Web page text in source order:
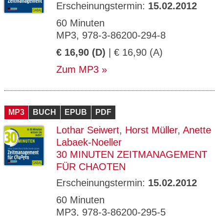
Erscheinungstermin: 15.02.2012
60 Minuten
MP3, 978-3-86200-294-8
€ 16,90 (D) | € 16,90 (A)
Zum MP3
MP3 BUCH EPUB PDF
Lothar Seiwert, Horst Müller, Anette
Labaek-Noeller
30 MINUTEN ZEITMANAGEMENT
FÜR CHAOTEN
Erscheinungstermin: 15.02.2012
60 Minuten
MP3, 978-3-86200-295-5